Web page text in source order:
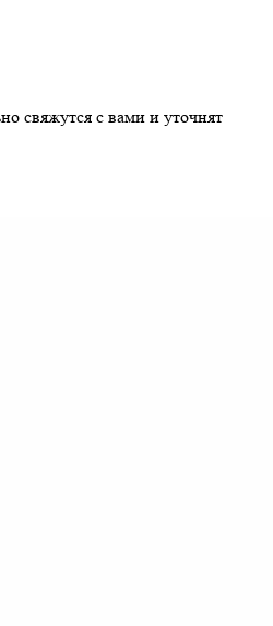
свяжутся с вами и уточнят